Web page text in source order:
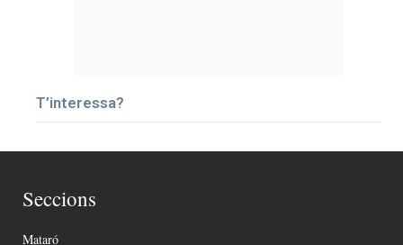
T’interessa?
Seccions
Mataró